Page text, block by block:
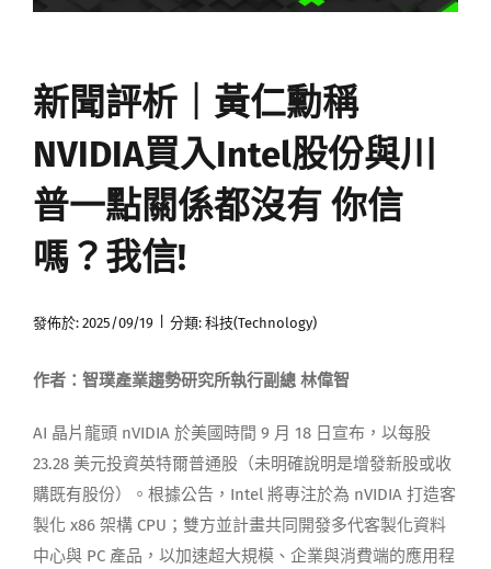
媒體曝光
會員帳號
中文
新聞評析｜黃仁勳稱
NVIDIA買入Intel股份與川
普一點關係都沒有 你信
嗎？我信!
發佈於: 2025/09/19 分類: 科技(Technology)
作者：智璞產業趨勢研究所執行副總 林偉智
AI 晶片龍頭 nVIDIA 於美國時間 9 月 18 日宣布，以每股
23.28 美元投資英特爾普通股（未明確說明是增發新股或收
購既有股份）。根據公告，Intel 將專注於為 nVIDIA 打造客
製化 x86 架構 CPU；雙方並計畫共同開發多代客製化資料
中心與 PC 產品，以加速超大規模、企業與消費端的應用程